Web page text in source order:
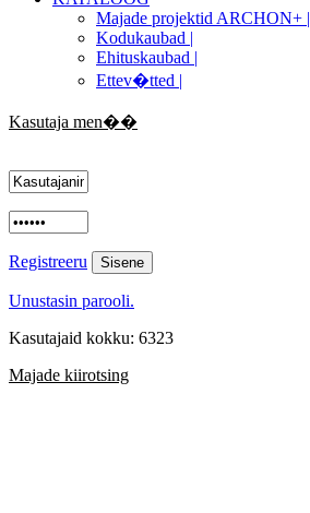
Majade projektid ARCHON+ |
Kodukaubad |
Ehituskaubad |
Ettev�tted |
Kasutaja men��
Registreeru
Unustasin parooli.
Kasutajaid kokku: 6323
Majade kiirotsing